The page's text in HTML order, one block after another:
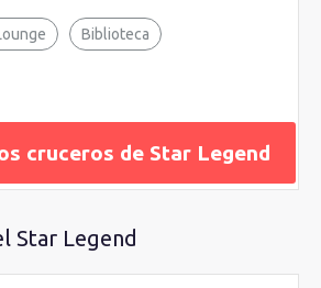
Biblioteca
cruceros de Star Legend
Star Legend